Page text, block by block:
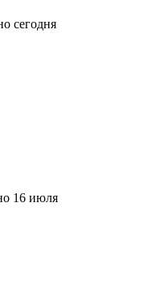
сегодня
16 июля